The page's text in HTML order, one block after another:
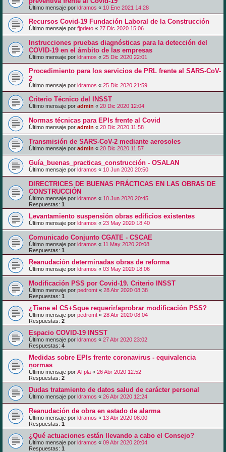
Último mensaje por ldramos « 10 Ene 2021 14:28
Recursos Covid-19 Fundación Laboral de la Construcción
Último mensaje por fjprieto « 27 Dic 2020 15:06
Instrucciones pruebas diagnósticas para la detección del
COVID-19 en el ámbito de las empresas
Último mensaje por ldramos « 25 Dic 2020 22:01
Procedimiento para los servicios de PRL frente al SARS-CoV-
2
Último mensaje por ldramos « 25 Dic 2020 21:59
Criterio Técnico del INSST
Último mensaje por admin « 20 Dic 2020 12:04
Normas técnicas para EPIs frente al Covid
Último mensaje por admin « 20 Dic 2020 11:58
Transmisión de SARS-CoV-2 mediante aerosoles
Último mensaje por admin « 20 Dic 2020 11:57
Guía_buenas_practicas_construcción - OSALAN
Último mensaje por ldramos « 10 Jun 2020 20:50
DIRECTRICES DE BUENAS PRÁCTICAS EN LAS OBRAS DE
CONSTRUCCIÓN
Último mensaje por ldramos « 10 Jun 2020 20:45
Respuestas: 1
Levantamiento suspensión obras edificios existentes
Último mensaje por ldramos « 23 May 2020 18:40
Comunicado Conjunto CGATE - CSCAE
Último mensaje por ldramos « 11 May 2020 20:08
Respuestas: 1
Reanudación determinadas obras de reforma
Último mensaje por ldramos « 03 May 2020 18:06
Modificación PSS por Covid-19. Criterio INSST
Último mensaje por pedromt « 28 Abr 2020 08:38
Respuestas: 1
¿Tiene el CS+Sque requerir/aprobrar modificación PSS?
Último mensaje por pedromt « 28 Abr 2020 08:04
Respuestas: 2
Espacio COVID-19 INSST
Último mensaje por ldramos « 27 Abr 2020 23:02
Respuestas: 4
Medidas sobre EPIs frente coronavirus - equivalencia
normas
Último mensaje por ATpla « 26 Abr 2020 12:52
Respuestas: 2
Dudas tratamiento de datos salud de carácter personal
Último mensaje por ldramos « 26 Abr 2020 12:24
Reanudación de obra en estado de alarma
Último mensaje por ldramos « 13 Abr 2020 08:00
Respuestas: 1
¿Qué actuaciones están llevando a cabo el Consejo?
Último mensaje por ldramos « 09 Abr 2020 20:04
Respuestas: 1